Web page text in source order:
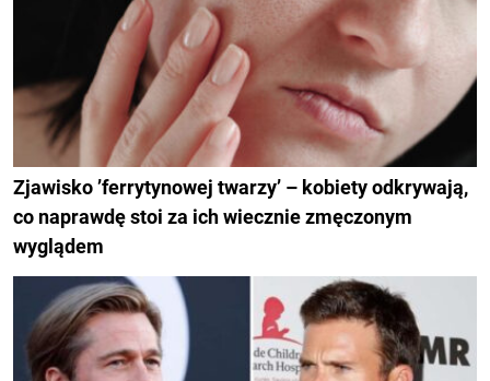
Zjawisko ’ferrytynowej twarzy’ – kobiety odkrywają,
co naprawdę stoi za ich wiecznie zmęczonym
wyglądem